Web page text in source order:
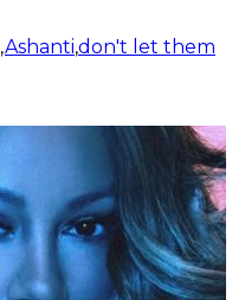
,Ashanti,don't let them